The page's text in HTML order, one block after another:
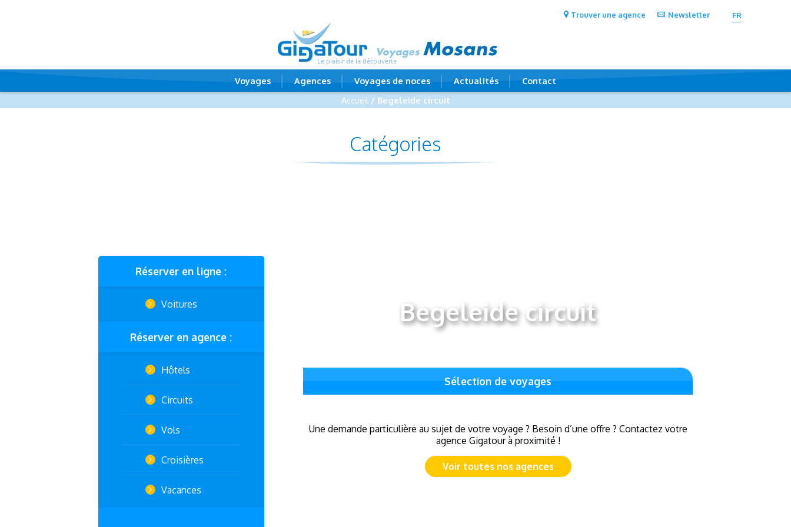
Trouver une agence Newsletter FR
Le plaisir de la découverte
Voyages Agences Voyages de noces Actualités
Contact
Accueil / Begeleide circuit
Catégories
Réserver en ligne :
Voitures
Réserver en agence :
Hôtels
Circuits
Vols
Croisières
Vacances
Begeleide circuit
Sélection de voyages
Une demande particulière au sujet de votre voyage ? Besoin d’une offre ? Contactez votre
agence Gigatour à proximité !
Voir toutes nos agences